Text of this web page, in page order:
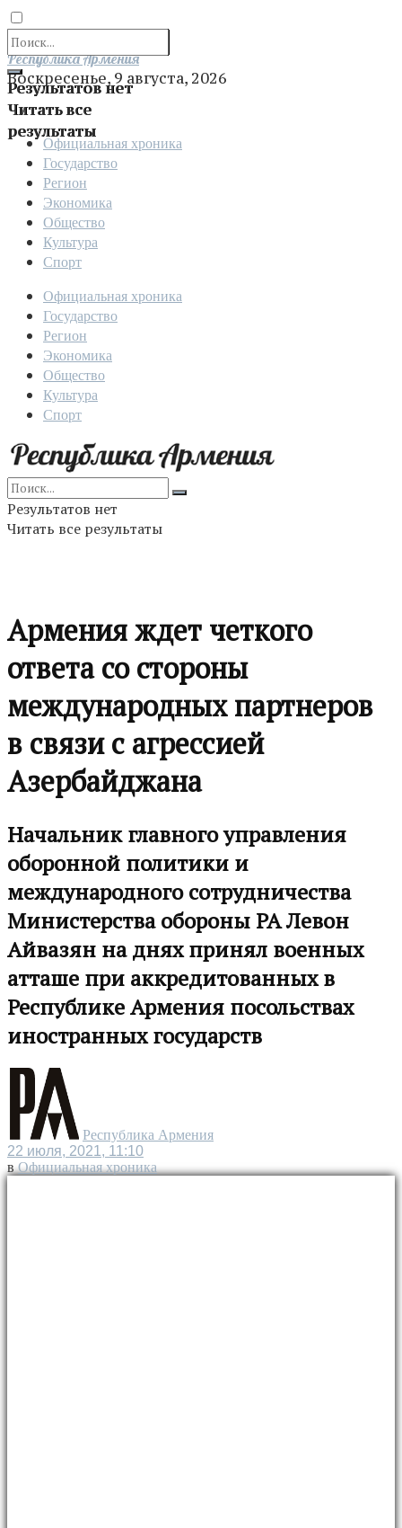
Результатов нет
Читать все
результаты
Отправить
Республика Армения
Воскресенье, 9 августа, 2026
Официальная хроника
Государство
Регион
Экономика
Общество
Культура
Спорт
Официальная хроника
Государство
Регион
Экономика
Общество
Культура
Спорт
Результатов нет
Читать все результаты
Армения ждет четкого
ответа со стороны
международных партнеров
в связи с агрессией
Азербайджана
Начальник главного управления
оборонной политики и
международного сотрудничества
Министерства обороны РА Левон
Айвазян на днях принял военных
атташе при аккредитованных в
Республике Армения посольствах
иностранных государств
Республика Армения
22 июля, 2021, 11:10
в Официальная хроника